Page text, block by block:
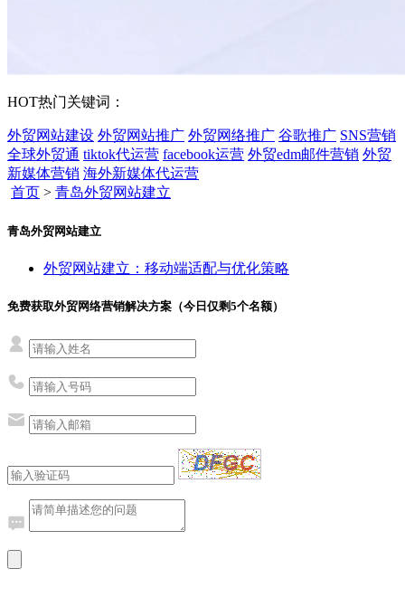
HOT热门关键词：
外贸网站建设 外贸网站推广 外贸网络推广 谷歌推广 SNS营销
全球外贸通 tiktok代运营 facebook运营 外贸edm邮件营销 外贸
新媒体营销 海外新媒体代运营
首页 > 青岛外贸网站建立
青岛外贸网站建立
外贸网站建立：移动端适配与优化策略
免费获取外贸网络营销解决方案（今日仅剩5个名额）